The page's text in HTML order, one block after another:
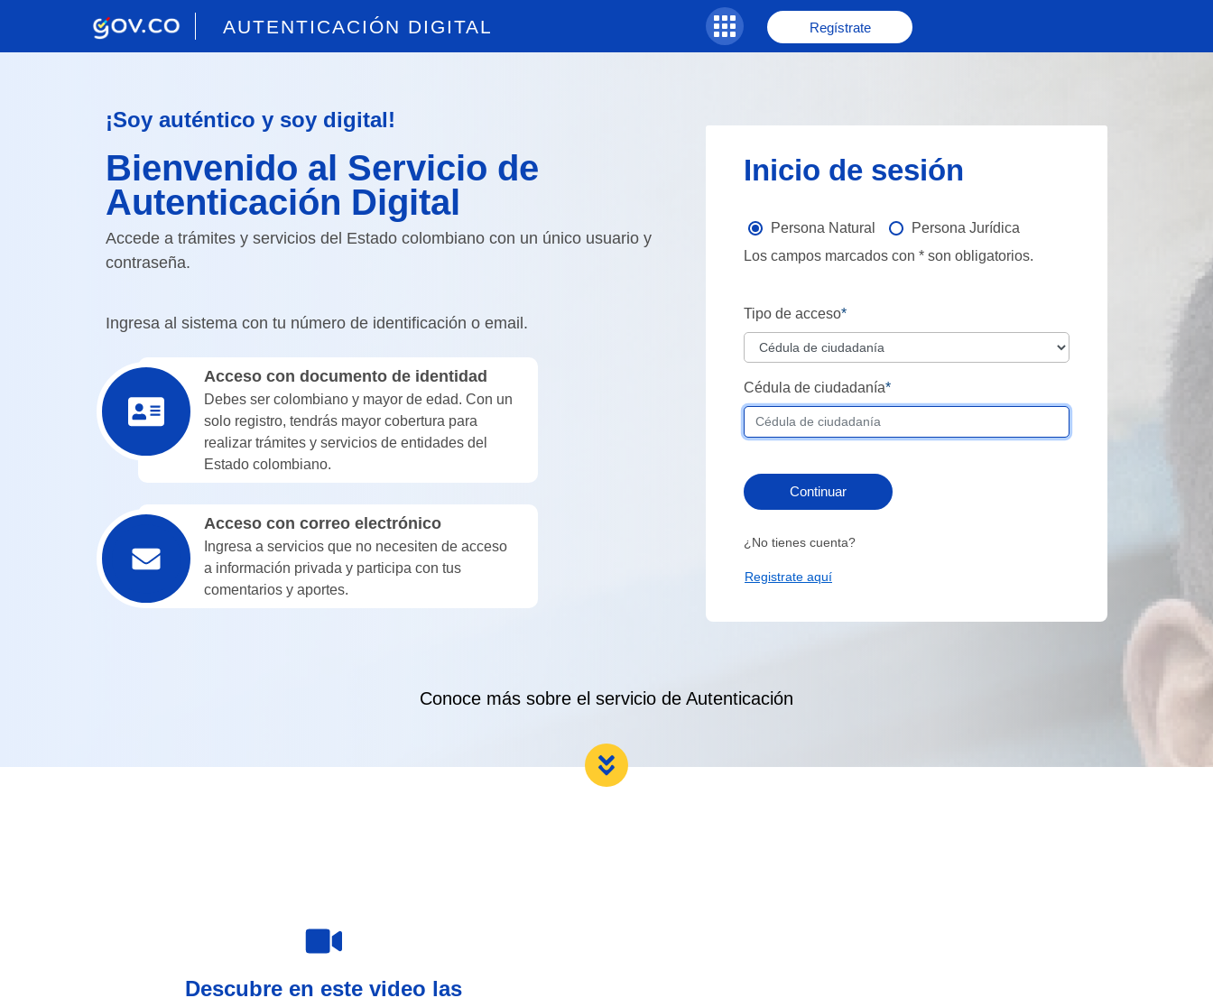
AUTENTICACIÓN DIGITAL Regístrate
¡Soy auténtico y soy digital!
Bienvenido al Servicio de
Autenticación Digital
Accede a trámites y servicios del Estado colombiano con un único usuario y
contraseña.
Ingresa al sistema con tu número de identificación o email.
Acceso con documento de identidad
Debes ser colombiano y mayor de edad. Con un
solo registro, tendrás mayor cobertura para
realizar trámites y servicios de entidades del
Estado colombiano.
Acceso con correo electrónico
Ingresa a servicios que no necesiten de acceso
a información privada y participa con tus
comentarios y aportes.
Inicio de sesión
Persona Natural
Persona Jurídica
Los campos marcados con * son obligatorios.
Tipo de acceso*
Cédula de ciudadanía*
Continuar
¿No tienes cuenta?
Registrate aquí
Conoce más sobre el servicio de Autenticación
Descubre en este video las